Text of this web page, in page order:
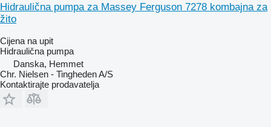
Hidraulična pumpa za Massey Ferguson 7278 kombajna za
žito
Cijena na upit
Hidraulična pumpa
Danska, Hemmet
Chr. Nielsen - Tingheden A/S
Kontaktirajte prodavatelja